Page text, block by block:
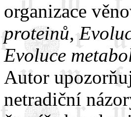
organizace
proteinů,
Evoluce
Autor
netradiční